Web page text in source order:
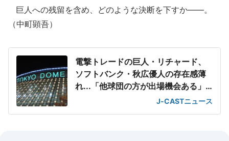
巨人への残留を含め、どのような決断を下すか――。
（中町顕吾）
電撃トレードの巨人・リチャード、
ソフトバンク・秋広優人の存在感薄
れ...「他球団の方が出場機会ある」
J-CASTニュース